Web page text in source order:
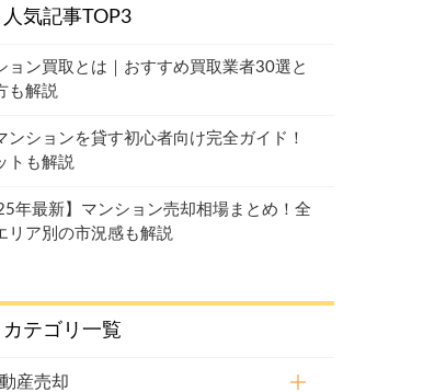
人気記事TOP3
ョン買取とは｜おすすめ買取業者30選と
も解説
ンションを貸す初心者向け完全ガイド！
トも解説
年最新】マンション売却相場まとめ！全
リア別の市況感も解説
カテゴリ一覧
産売却